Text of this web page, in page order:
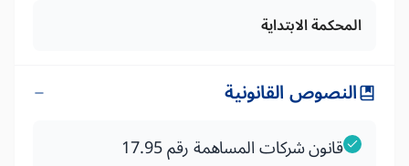
المحكمة الابتداية
النصوص القانونية
قانون شركات المساهمة رقم 17.95